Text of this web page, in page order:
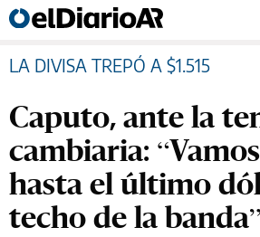
LA DIVISA TREPÓ A $1.515
Caputo, ante la
cambiaria:
hasta el último
techo de la banda”